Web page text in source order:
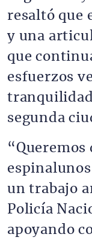
resaltó que
y una
que
esfuerzos
tranquilidad
segunda
“Queremos
un trabajo
Policía
apoyando